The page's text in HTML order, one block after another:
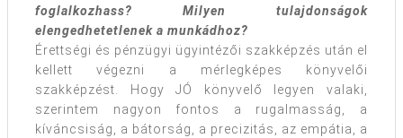
foglalkozhass? Milyen tulajdonságok
elengedhetetlenek a munkádhoz?
Érettségi és pénzügyi ügyintézői szakképzés után el
kellett végezni a mérlegképes könyvelői
szakképzést. Hogy JÓ könyvelő legyen valaki,
szerintem nagyon fontos a rugalmasság, a
kíváncsiság, a bátorság, a precizitás, az empátia, a